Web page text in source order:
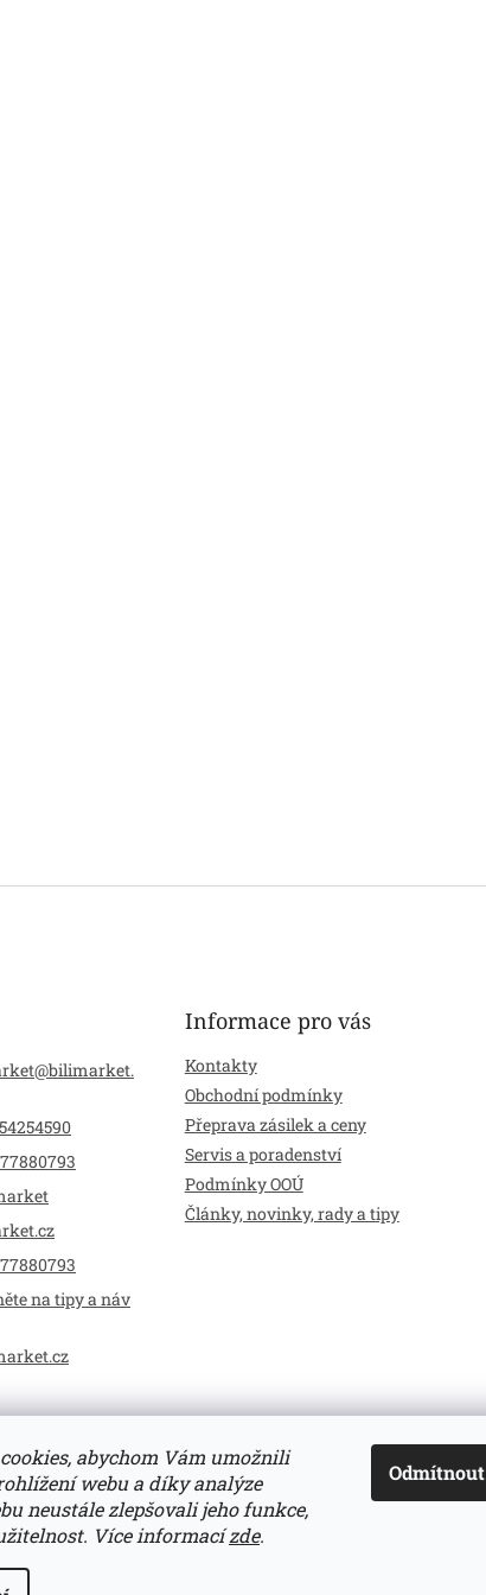
abychom Vám umožnili
webu a díky analýze
neustále zlepšovali jeho funkce,
Více informacízde.
Odmítnout
@bilimarket.
na tipy a náv
Informace pro vás
Kontakty
Obchodní podmínky
Přeprava zásilek a ceny
Servis a poradenství
Podmínky OOÚ
Články, novinky, rady a tipy
Upravit nastavení cookies